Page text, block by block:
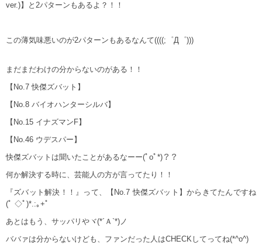
ver.)】と2パターンもあるよ？！！
この薄気味悪いのが2パターンもあるなんて((((;゜Д゜)))
まだまだわけの分からないのがある！！
【No.7 快傑ズバット】
【No.8 バイオハンターシルバ】
【No.15 イナズマンF】
【No.46 ウデスパー】
快傑ズバットは聞いたことがあるなーー(ﾟoﾟ*)？？
何か解決する時に、芸能人の方が言ってたり！！
『ズバット解決！！』って、【No.7 快傑ズバット】からきてたんですね
(ﾟ ◇ﾟ)*.:｡+ﾟ
あとはもう、サッパリやヾ(*´Ａ`*)ノ
ババァは分からないけども、ファンだった人はCHECKしてってね(*^o^)